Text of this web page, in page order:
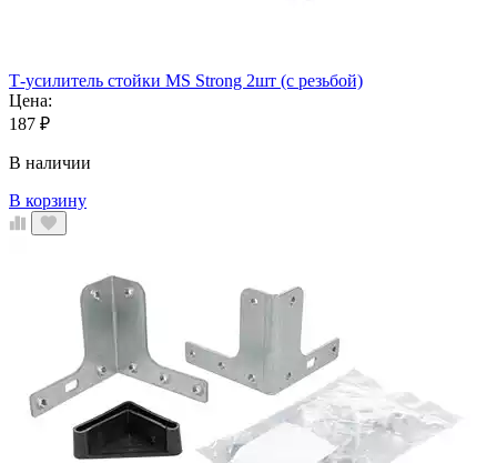
Т-усилитель стойки MS Strong 2шт (с резьбой)
Цена:
187 ₽
В наличии
В корзину